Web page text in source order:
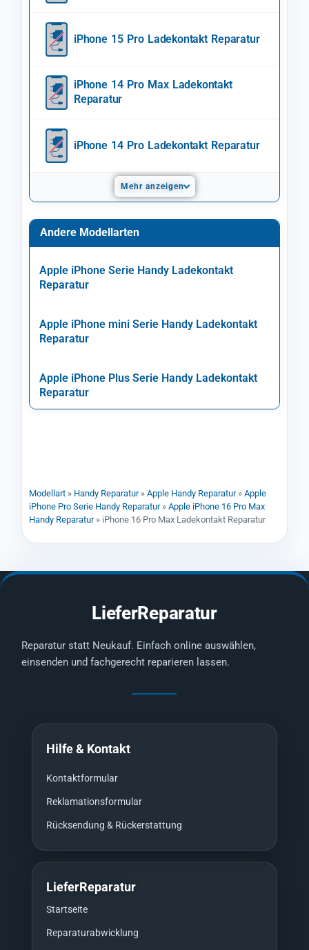
iPhone 15 Pro Ladekontakt Reparatur
iPhone 14 Pro Max Ladekontakt
Reparatur
iPhone 14 Pro Ladekontakt Reparatur
Mehr anzeigen
Andere Modellarten
Apple iPhone Serie Handy Ladekontakt
Reparatur
Apple iPhone mini Serie Handy Ladekontakt
Reparatur
Apple iPhone Plus Serie Handy Ladekontakt
Reparatur
Modellart » Handy Reparatur» Apple Handy Reparatur» Apple
iPhone Pro Serie Handy Reparatur» Apple iPhone 16 Pro Max
Handy Reparatur» iPhone 16 Pro Max Ladekontakt Reparatur
LieferReparatur
Reparatur statt Neukauf. Einfach online auswählen,
einsenden und fachgerecht reparieren lassen.
Hilfe & Kontakt
Kontaktformular
Reklamationsformular
Rücksendung & Rückerstattung
LieferReparatur
Startseite
Reparaturabwicklung